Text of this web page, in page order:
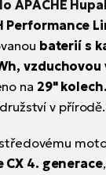
APACHE
Performance
baterií s
na 29" kolech.
v přírodě.
CX 4. generace